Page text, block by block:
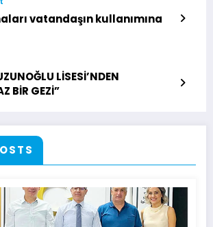
vatandaşın kullanımına
LİSESİ’NDEN
BİR GEZİ”